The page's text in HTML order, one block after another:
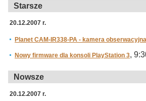
Starsze
20.12.2007 r.
Planet CAM-IR338-PA - kamera
Nowy firmware dla konsoli PlayStation 3,
Nowsze
20.12.2007 r.